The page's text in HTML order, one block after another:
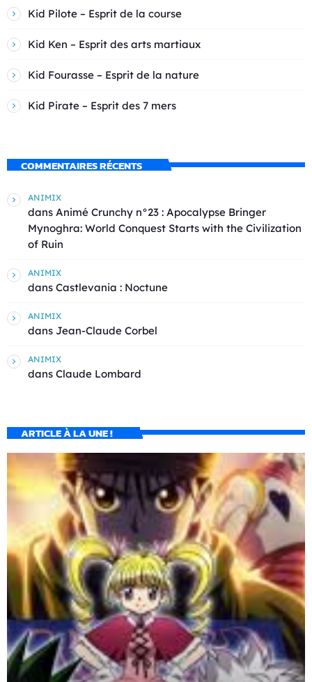
Kid Pilote – Esprit de la course
Kid Ken – Esprit des arts martiaux
Kid Fourasse – Esprit de la nature
Kid Pirate – Esprit des 7 mers
COMMENTAIRES RÉCENTS
ANIMIX
dans Animé Crunchy n°23 : Apocalypse Bringer
Mynoghra: World Conquest Starts with the Civilization
of Ruin
ANIMIX
dans Castlevania : Noctune
ANIMIX
dans Jean-Claude Corbel
ANIMIX
dans Claude Lombard
ARTICLE À LA UNE !